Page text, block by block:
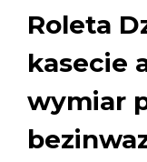
Roleta
kasecie
wymiar